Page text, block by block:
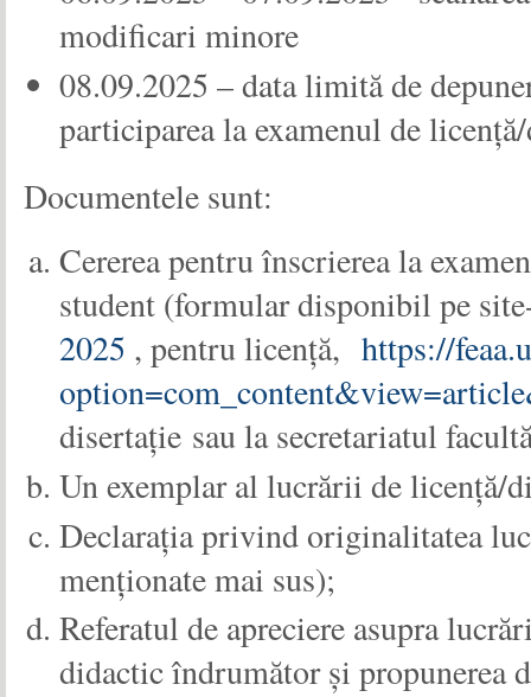
modificari minore
08.09.2025 – data limită de
participarea la examenul de
Documentele sunt:
Cererea pentru înscrierea la
student (formular disponibil pe
2025 , pentru licență, https://
disertație sau la secretariatul
Un exemplar al lucrării de licență/
Declarația privind originalitatea
menționate mai sus);
Referatul de apreciere asupra
didactic îndrumător și propunerea